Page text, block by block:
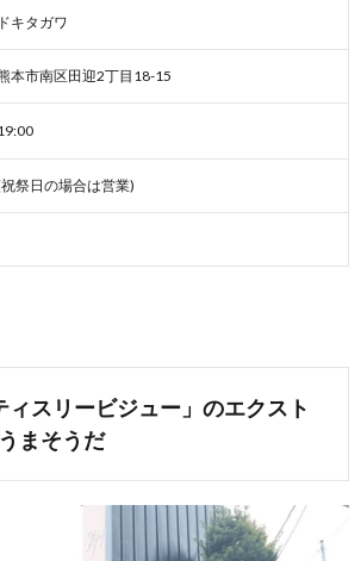
キタガワ
本市南区田迎2丁目18-15
祭日の場合は営業)
ィスリービジュー」のエクスト
まそうだ